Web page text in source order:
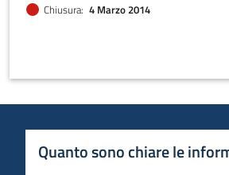
dell'impresa 2.000 €.
Chiusura 4 Marzo 2014
Quanto sono chiare le